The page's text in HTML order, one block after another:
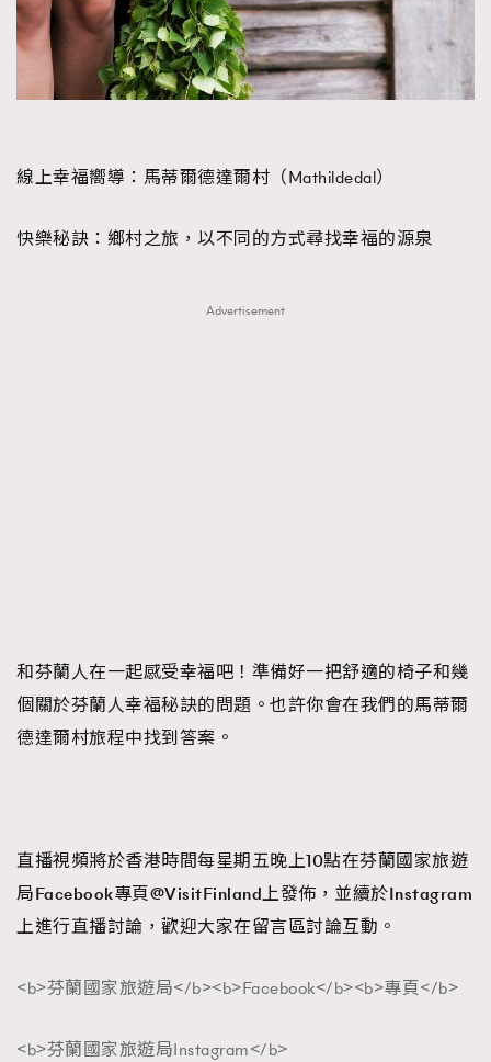
線上幸福嚮導： 馬蒂爾德達爾村（Mathildedal）
快樂秘訣： 鄉村之旅，以不同的方式尋找幸福的源泉
Advertisement
和芬蘭人在一起感受幸福吧！準備好一把舒適的椅子和幾
個關於芬蘭人幸福秘訣的問題。也許你會在我們的馬蒂爾
德達爾村旅程中找到答案。
直播視頻將於香港時間每星期五晚上10點在芬蘭國家旅遊
局Facebook專頁@VisitFinland上發佈，並續於Instagram
上進行直播討論，歡迎大家在留言區討論互動。
<b>芬蘭國家旅遊局</b><b>Facebook</b><b>專頁</b>
<b>芬蘭國家旅遊局Instagram</b>